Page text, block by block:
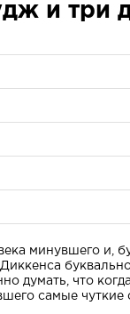
и три
минувшего и,
думать, что
самые